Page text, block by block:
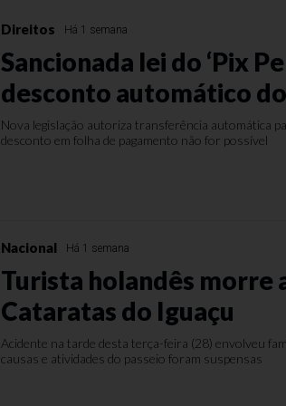
Direitos Há 1 semana
Sancionada lei do ‘Pix
desconto automático
Nova legislação autoriza transferência automática
desconto em folha de pagamento não for possível
Nacional Há 1 semana
Turista holandês morre
Cataratas do Iguaçu
Acidente na tarde desta terça-feira (28) envolveu
causas e atividades do passeio foram suspensas